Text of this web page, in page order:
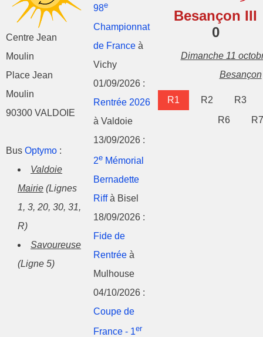
Centre Jean
Moulin
Place Jean
Moulin
90300 VALDOIE
Bus Optymo :
Valdoie
Mairie (Lignes
1, 3, 20, 30, 31,
R)
Savoureuse
(Ligne 5)
98e
Championnat
de France à
Vichy
01/09/2026 :
Rentrée 2026
à Valdoie
13/09/2026 :
2e Mémorial
Bernadette
Riffà Bisel
18/09/2026 :
Fide de
Rentrée à
Mulhouse
04/10/2026 :
Coupe de
France - 1er
Besançon III
0
Dimanche 11
Besançon
R1 R2
R3
R6
R7